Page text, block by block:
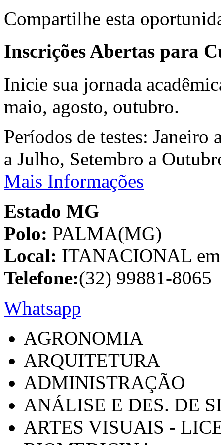
Compartilhe esta
Inscrições Abertas para
Inicie sua jornada
maio, agosto, outubro.
Períodos de testes:
a Julho, Setembro a
Mais Informações
Estado MG
Polo: PALMA(MG)
Local: ITANACIONAL
Telefone:(32) 99881-8065
Whatsapp
AGRONOMIA
ARQUITETURA
ADMINISTRAÇÃO
ANÁLISE E DES. DE
ARTES VISUAIS -